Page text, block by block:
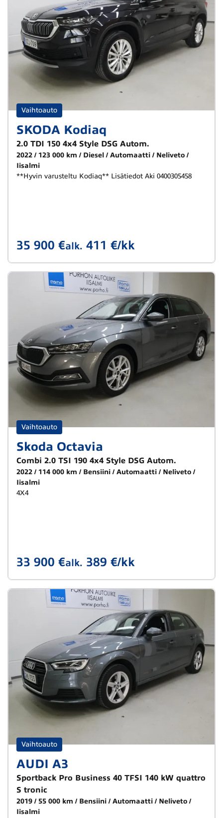
Vaihtoauto
SKODA Kodiaq
2.0 TDI 150 4x4 Style DSG Autom.
2022 123 000 km Diesel Automaatti
Neliveto
Iisalmi
**Hyvin varusteltu Kodiaq** Lisätiedot Aki 0400305458
35 900 €alk. 411 €/kk
Vaihtoauto
Skoda Octavia
Combi 2.0 TSI 190 4x4 Style DSG Autom.
2022 114 000 km Bensiini Automaatti
Neliveto
Iisalmi
4X4
33 900 €alk. 389 €/kk
Vaihtoauto
AUDI A3
Sportback Pro Business 40 TFSI 140 kW quattro
S tronic
2019 55 000 km Bensiini Automaatti
Neliveto
Iisalmi